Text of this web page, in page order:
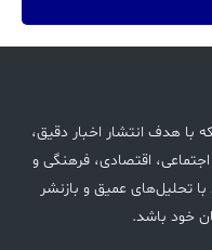
با هدف انتشار اخبار دقیق،
اقتصادی، فرهنگی و
تحلیل‌های عمیق و بازنشر
خود باشد.